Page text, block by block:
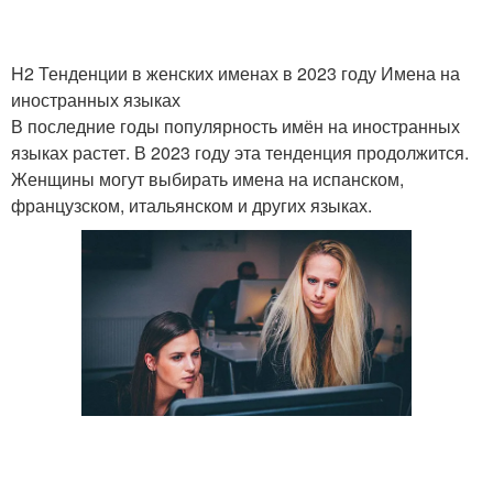
H2 Тенденции в женских именах в 2023 году Имена на
иностранных языках
В последние годы популярность имён на иностранных
языках растет. В 2023 году эта тенденция продолжится.
Женщины могут выбирать имена на испанском,
французском, итальянском и других языках.